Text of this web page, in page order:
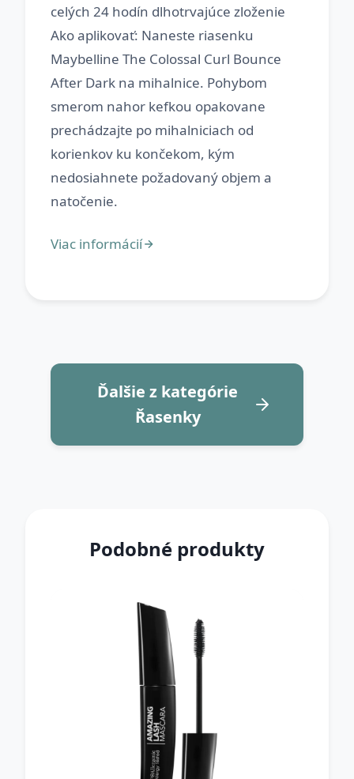
celých 24 hodín dlhotrvajúce zloženie
Ako aplikovať: Naneste riasenku
Maybelline The Colossal Curl Bounce
After Dark na mihalnice. Pohybom
smerom nahor kefkou opakovane
prechádzajte po mihalniciach od
korienkov ku končekom, kým
nedosiahnete požadovaný objem a
Ďalšie z kategórie
Řasenky
Podobné produkty